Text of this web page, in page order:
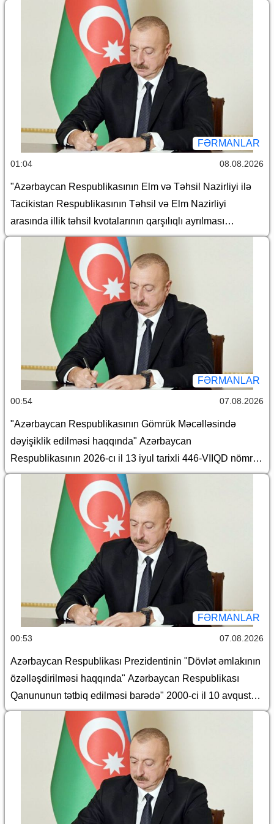
bununla əlaqədar bəzi məsələlərin tənzimlənməsi
FƏRMANLAR
01:04 08.08.2026
"Azərbaycan Respublikasının Elm və Təhsil Nazirliyi ilə
Tacikistan Respublikasının Təhsil və Elm Nazirliyi
arasında illik təhsil kvotalarının qarşılıqlı ayrılması
haqqında Saziş"in təsdiq edilməsi barədə
FƏRMANLAR
00:54 07.08.2026
"Azərbaycan Respublikasının Gömrük Məcəlləsində
dəyişiklik edilməsi haqqında" Azərbaycan
Respublikasının 2026-cı il 13 iyul tarixli 446-VIIQD nömrəli
Qanununun tətbiqi və bununla əlaqədar Azərbaycan
Respublikası Prezidentinin bəzi fərmanlarında və
Sərəncamında dəyişiklik edilməsi barədə
FƏRMANLAR
00:53 07.08.2026
Azərbaycan Respublikası Prezidentinin "Dövlət əmlakının
özəlləşdirilməsi haqqında" Azərbaycan Respublikası
Qanununun tətbiq edilməsi barədə" 2000-ci il 10 avqust
tarixli 382 nömrəli, "Azərbaycan Respublikasında Dövlət
əmlakının özəlləşdirilməsinin II Dövlət Proqramı"nın təsdiq
edilməsi barədə" 2000-ci il 10 avqust tarixli 383 nömrəli,
"Yerli icra hakimiyyətləri haqqında Əsasnamə"nin təsdiq
edilməsi barədə" 2012-ci il 6 iyun tarixli 648 nömrəli,
"Dövlətə məxsus olan hüquqi şəxslərin daxili və xarici
borcalması Qaydası"nın təsdiqi haqqında" 2016-cı il 28